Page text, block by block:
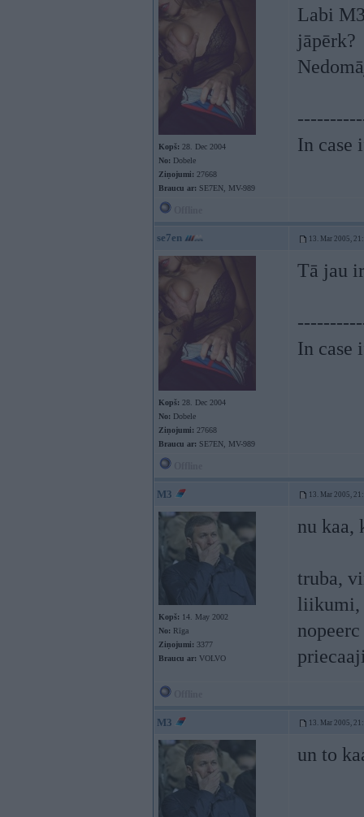
Kopš: 28. Dec 2004
No: Dobele
Ziņojumi: 27668
Braucu ar: SE7EN, MV-989
Labi
jāpērk?
In case
se7en 13. Mar 2005,
Kopš: 28. Dec 2004
No: Dobele
Ziņojumi: 27668
Braucu ar: SE7EN, MV-989
Tā jau
In case
M3 13. Mar 2005,
Kopš: 14. May 2002
No: Rīga
Ziņojumi: 3377
Braucu ar: VOLVO
nu kaa,
truba,
liikumi,
M3 13. Mar 2005,
un to